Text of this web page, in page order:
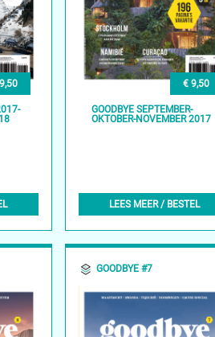
€ 9,50
GOODBYE SEPTEMBER-
OKTOBER-NOVEMBER 2017
LEES MEER / BESTEL
GOODBYE #7